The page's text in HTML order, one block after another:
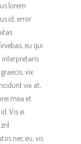
lorem
id, error
eu qui
interpretaris
vix
vix at,
mea et.
Vis ei
nec eu, vis